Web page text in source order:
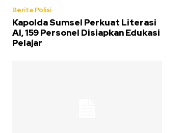
Berita Polisi
Kapolda Sumsel Perkuat Literasi
AI, 159 Personel Disiapkan Edukasi
Pelajar